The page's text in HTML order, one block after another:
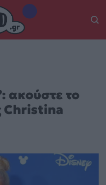
ακούστε το
Christina